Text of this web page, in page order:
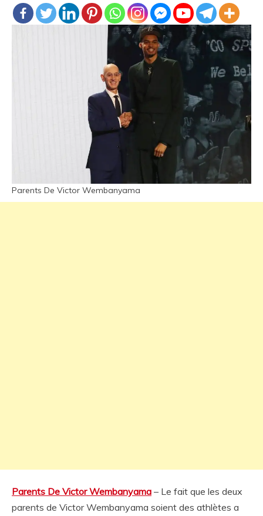
Parents De Victor Wembanyama
Parents De Victor Wembanyama – Le fait que les deux
parents de Victor Wembanyama soient des athlètes a